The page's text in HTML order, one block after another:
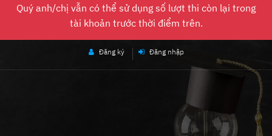
Quý anh/chị vẫn có thể sử dụng số lượt thi còn lại trong
tài khoản trước thời điểm trên.
Đăng ký Đăng nhập